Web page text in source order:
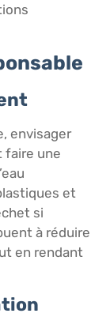
envisager
faire une
et
si
à réduire
en rendant